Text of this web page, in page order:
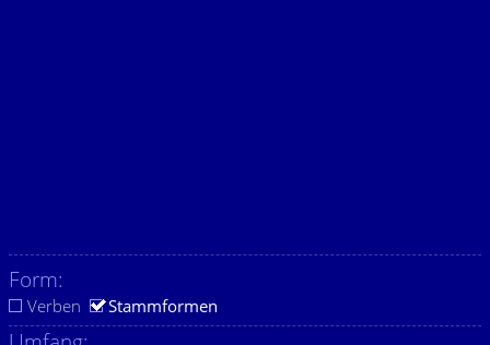
Form:
Verben Stammformen